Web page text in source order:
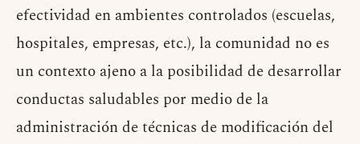
efectividad en ambientes controlados (escuelas,
hospitales, empresas, etc.), la comunidad no es
un contexto ajeno a la posibilidad de desarrollar
conductas saludables por medio de la
administración de técnicas de modificación del